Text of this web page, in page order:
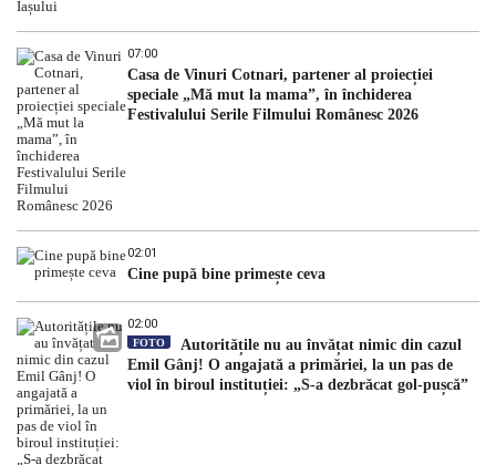
07:00
Casa de Vinuri Cotnari, partener al proiecției
speciale „Mă mut la mama”, în închiderea
Festivalului Serile Filmului Românesc 2026
02:01
Cine pupă bine primește ceva
02:00
FOTO
Autoritățile nu au învățat nimic din cazul
Emil Gânj! O angajată a primăriei, la un pas de
viol în biroul instituției: „S-a dezbrăcat gol-pușcă”